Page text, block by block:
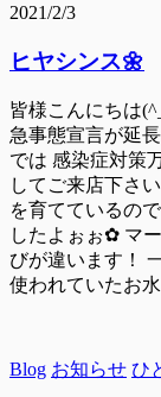
2021/2/3
ヒヤシンス🌼
皆様こんにちは
急事態宣言が延
では 感染症対策
してご来店下さ
を育てているの
したよぉぉ✿ マ
びが違います！
使われていたお
Blog お知らせ ひ